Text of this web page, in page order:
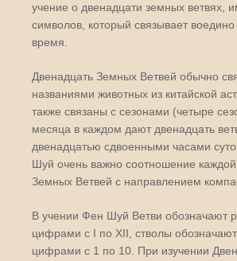
учение о двенадцати земных ветвях,
символов, который связывает
время.
Двенадцать Земных Ветвей обычно
названиями животных из китайской
также связаны с сезонами (четыре
месяца в каждом дают двенадцать
двенадцатью сдвоенными часами
Шуй очень важно соотношение
Земных Ветвей с направлением
В учении Фен Шуй Ветви обозначают
цифрами с І по XII, стволы
цифрами с 1 по 10. При изучении